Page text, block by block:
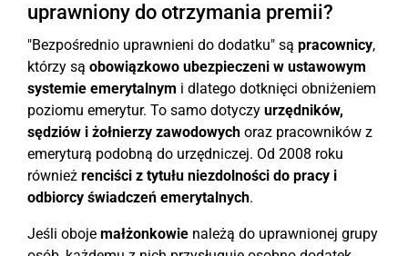
uprawniony do otrzymania premii?
"Bezpośrednio uprawnieni do dodatku" są pracownicy,
którzy są obowiązkowo ubezpieczeni w ustawowym
systemie emerytalnym i dlatego dotknięci obniżeniem
poziomu emerytur. To samo dotyczy urzędników,
sędziów i żołnierzy zawodowych oraz pracowników z
emeryturą podobną do urzędniczej. Od 2008 roku
również renciści z tytułu niezdolności do pracy i
odbiorcy świadczeń emerytalnych.
Jeśli oboje małżonkowie należą do uprawnionej grupy